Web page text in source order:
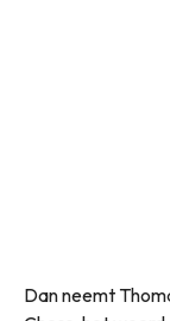
Dan neemt